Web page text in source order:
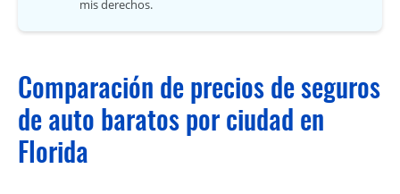
mis derechos.
Comparación de precios de seguros
de auto baratos por ciudad en
Florida